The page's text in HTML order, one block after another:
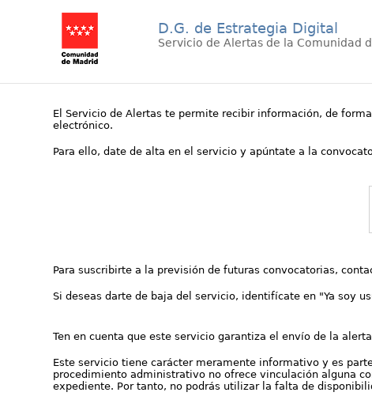
D.G. de Estrategia Digital
Servicio de Alertas de la Comunidad
El Servicio de Alertas te permite recibir información, de
electrónico.
Para ello, date de alta en el servicio y apúntate a la
Para suscribirte a la previsión de futuras convocatorias,
Si deseas darte de baja del servicio, identifícate en "Ya soy
Ten en cuenta que este servicio garantiza el envío de la
Este servicio tiene carácter meramente informativo y es
procedimiento administrativo no ofrece vinculación alguna
expediente. Por tanto, no podrás utilizar la falta de